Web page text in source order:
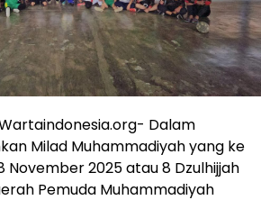
Dalam
Milad Muhammadiyah yang ke
November 2025 atau 8 Dzulhijjah
Pemuda Muhammadiyah